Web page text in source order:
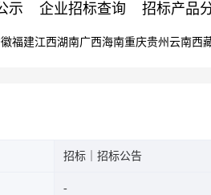
示 企业招标查询 招标产品
福建江西湖南广西海南重庆贵州 云南西
招标｜招标公告